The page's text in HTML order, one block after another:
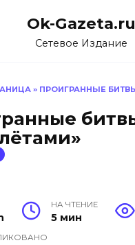
Ok-Gazeta.ru
Сетевое Издание
» ПРОИГРАННЫЕ
НА ЧТЕНИЕ
5 мин